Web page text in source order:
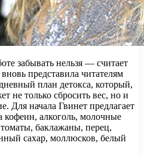
забывать нельзя — считает
представила читателям
план детокса, который,
не только сбросить вес, но и
Для начала Гвинет предлагает
кофеин, алкоголь, молочные
баклажаны, перец,
сахар, моллюсков, белый